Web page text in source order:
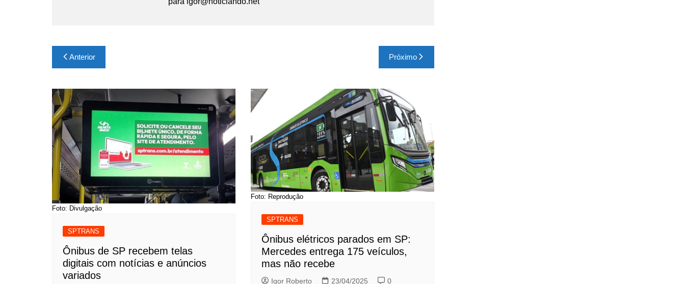
Navegação
de
Post
Anterior Próximo
Foto: Divulgação
SPTRANS
Ônibus de SP recebem telas
digitais com notícias e anúncios
variados
Foto: Reprodução
SPTRANS
Ônibus elétricos parados em SP:
Mercedes entrega 175 veículos,
mas não recebe
Igor Roberto 23/04/2025 0